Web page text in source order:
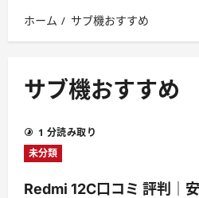
メ
ニ
ー
ホーム サブ機おすすめ
サブ機おすすめ
1 分読み取り
未分類
Redmi 12C口コミ 評判｜